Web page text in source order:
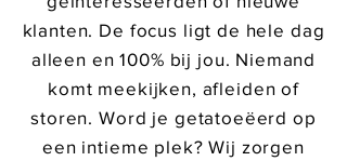
klanten. De focus ligt de hele dag
alleen en 100% bij jou. Niemand
komt meekijken, afleiden of
storen. Word je getatoeëerd op
een intieme plek? Wij zorgen